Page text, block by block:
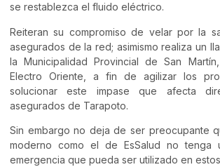
se restablezca el fluido eléctrico.
Reiteran su compromiso de velar por la
asegurados de la red; asimismo realiza un
la Municipalidad Provincial de San
Electro Oriente, a fin de agilizar los
solucionar este impase que afecta
asegurados de Tarapoto.
Sin embargo no deja de ser preocupante
moderno como el de EsSalud no tenga
emergencia que pueda ser utilizado en